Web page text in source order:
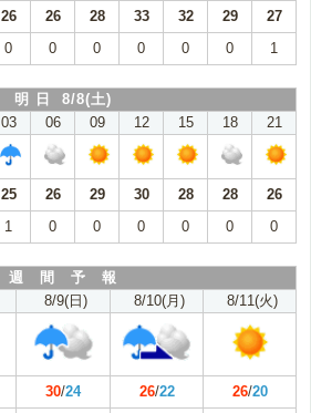
26 26 28 33 32 29
27
0 0 0 0 0 0 1
明 日 8/8(土)
03 06 09 12 15 18
21
25 26 29 30 28 28
26
1 0 0 0 0 0 0
週 間 予 報
8/9(日) 8/10(月) 8/11(火)
30/24 26/22 26/20